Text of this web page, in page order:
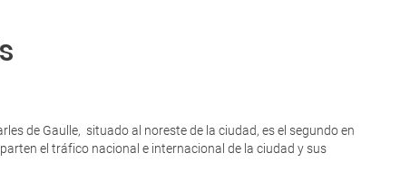
de Gaulle, situado al noreste de la ciudad, es el segundo en
el tráfico nacional e internacional de la ciudad y sus